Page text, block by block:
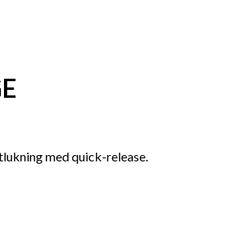
med quick-release.